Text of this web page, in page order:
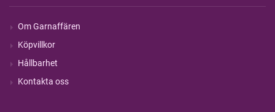
Om Garnaffären
Köpvillkor
Hållbarhet
Kontakta oss